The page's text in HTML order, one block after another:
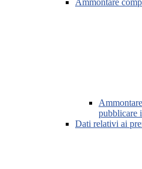
Ammontare
pubblicare
Dati relativi ai